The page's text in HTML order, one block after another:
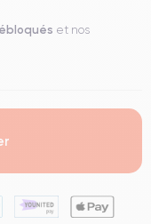
et nos